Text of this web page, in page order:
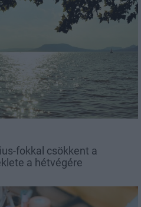
fokkal csökkent a
a hétvégére